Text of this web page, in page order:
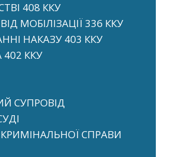
408 ККУ
МОБІЛІЗАЦІЇ 336 ККУ
НАКАЗУ 403 ККУ
ККУ
СУПРОВІД
СПРАВИ